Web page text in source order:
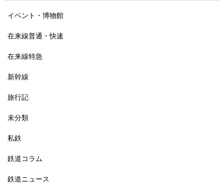
イベント・博物館
在来線普通・快速
在来線特急
新幹線
旅行記
未分類
私鉄
鉄道コラム
鉄道ニュース